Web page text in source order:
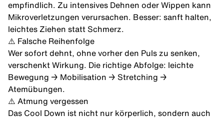
empfindlich. Zu intensives Dehnen oder Wippen kann
Mikroverletzungen verursachen. Besser: sanft halten,
leichtes Ziehen statt Schmerz.
⚠️ Falsche Reihenfolge
Wer sofort dehnt, ohne vorher den Puls zu senken,
verschenkt Wirkung. Die richtige Abfolge: leichte
Bewegung → Mobilisation → Stretching →
Atemübungen.
⚠️ Atmung vergessen
Das Cool Down ist nicht nur körperlich, sondern auch